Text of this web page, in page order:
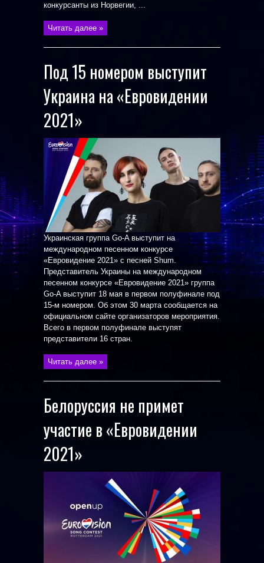
конкурсанты из Норвегии, ...
Читать далее »
Под 15 номером выступит
Украина на «Евровидении
2021»
Украинская группа Go-A выступит на
международном песенном конкурсе
«Евровидение 2021» с песней Shum.
Представитель Украины на международном
песенном конкурсе «Евровидение 2021» группа
Go-A выступит 18 мая в первом полуфинале под
15-м номером. Об этом 30 марта сообщается на
официальном сайте организаторов мероприятия.
Всего в первом полуфинале выступят
представители 16 стран.
Читать далее »
Белоруссия не примет
участие в «Евровидении
2021»